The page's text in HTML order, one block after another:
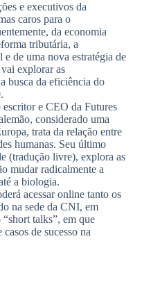
e executivos da
caros para o
da economia
tributária, a
de uma nova estratégia de
explorar as
busca da eficiência do
e CEO da Futures
considerado uma
trata da relação entre
humanas. Seu último
(tradução livre), explora as
mudar radicalmente a
a biologia.
acessar online tanto os
na sede da CNI, em
talks”, em que
de sucesso na